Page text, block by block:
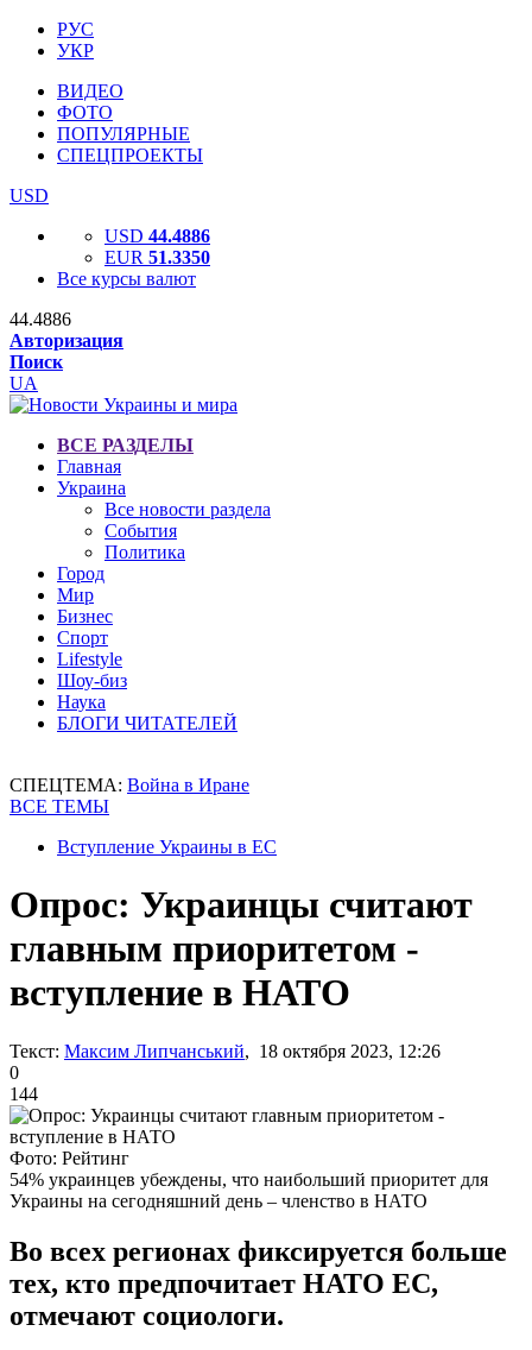
РУС
УКР
ВИДЕО
ФОТО
ПОПУЛЯРНЫЕ
СПЕЦПРОЕКТЫ
USD
USD 44.4886
EUR 51.3350
Все курсы валют
44.4886
Авторизация
Поиск
UA
ВСЕ РАЗДЕЛЫ
Главная
Украина
Все новости раздела
События
Политика
Город
Мир
Бизнес
Спорт
Lifestyle
Шоу-биз
Наука
БЛОГИ ЧИТАТЕЛЕЙ
СПЕЦТЕМА: Война в Иране
ВСЕ ТЕМЫ
Вступление Украины в ЕС
Опрос: Украинцы считают
главным приоритетом -
вступление в НАТО
Текст: Максим Липчанський, 18 октября 2023, 12:26
0
144
Фото: Рейтинг
54% украинцев убеждены, что наибольший приоритет для
Украины на сегодняшний день – членство в НАТО
Во всех регионах фиксируется больше
тех, кто предпочитает НАТО ЕС,
отмечают социологи.